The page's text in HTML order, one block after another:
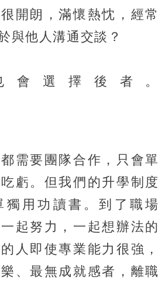
開朗，滿懷熱忱，經常
與他人溝通交談？
會選擇後者。
需要團隊合作，只會單
虧。但我們的升學制度
獨用功讀書。到了職場
起努力，一起想辦法的
人即使專業能力很強，
、最無成就感者，離職